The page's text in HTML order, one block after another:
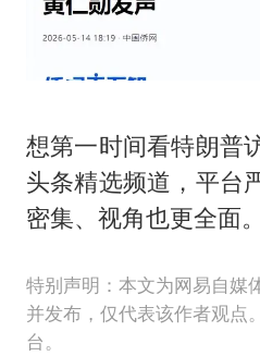
想第一时间看特朗普
头条精选频道，平台
密集、视角也更全面。
特别声明：本文为网易自媒
并发布，仅代表该作者观点
台。